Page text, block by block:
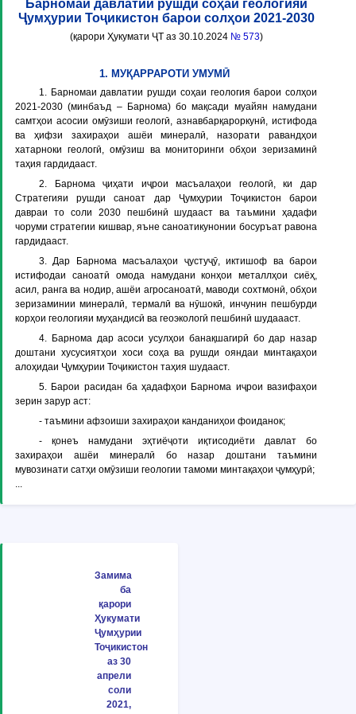
Барномаи давлатии рушди соҳаи геологияи
Ҷумҳурии Тоҷикистон барои солҳои 2021-2030
(қарори Ҳукумати ҶТ аз 30.10.2024 № 573)
1. МУҚАРРАРОТИ УМУМӢ
1. Барномаи давлатии рушди соҳаи геология барои солҳои
2021-2030 (минбаъд – Барнома) бо мақсади муайян намудани
самтҳои асосии омӯзиши геологӣ, азнавбарқароркунӣ, истифода
ва ҳифзи захираҳои ашёи минералӣ, назорати равандҳои
хатарноки геологӣ, омӯзиш ва мониторинги обҳои зеризаминӣ
таҳия гардидааст.
2. Барнома ҷиҳати иҷрои масъалаҳои геологӣ, ки дар
Стратегияи рушди саноат дар Ҷумҳурии Тоҷикистон барои
давраи то соли 2030 пешбинӣ шудааст ва таъмини ҳадафи
чоруми стратегии кишвар, яъне саноатикунонии босуръат равона
гардидааст.
3. Дар Барнома масъалаҳои ҷустуҷӯ, иктишоф ва барои
истифодаи саноатӣ омода намудани конҳои металлҳои сиёҳ,
асил, ранга ва нодир, ашёи агросаноатӣ, маводи сохтмонӣ, обҳои
зеризаминии минералӣ, термалӣ ва нӯшокӣ, инчунин пешбурди
корҳои геологияи муҳандисӣ ва геоэкологӣ пешбинӣ шудаааст.
4. Барнома дар асоси усулҳои банақшагирӣ бо дар назар
доштани хусусиятҳои хоси соҳа ва рушди ояндаи минтақаҳои
алоҳидаи Ҷумҳурии Тоҷикистон таҳия шудааст.
5. Барои расидан ба ҳадафҳои Барнома иҷрои вазифаҳои
зерин зарур аст:
- таъмини афзоиши захираҳои канданиҳои фоиданок;
- қонеъ намудани эҳтиёҷоти иқтисодиёти давлат бо
захираҳои ашёи минералӣ бо назар доштани таъмини
мувозинати сатҳи омӯзиши геологии тамоми минтақаҳои ҷумҳурӣ;
...
Замима
ба
қарори
Ҳукумати
Ҷумҳурии
Тоҷикистон
аз 30
апрели
соли
2021,